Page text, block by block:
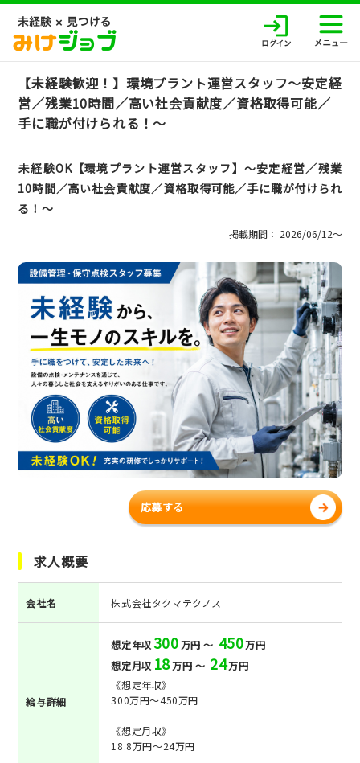
【未経験歓迎！】環境プラント運営スタッフ～安定経
営／残業10時間／高い社会貢献度／資格取得可能／
手に職が付けられる！～
未経験OK【環境プラント運営スタッフ】～安定経営／残業
10時間／高い社会貢献度／資格取得可能／手に職が付けられ
る！～
掲載期間： 2026/06/12〜
応募する
求人概要
会社名 株式会社タクマテクノス
給与詳細
想定年収300万円 ～ 450万円
想定月収 18万円 ～ 24万円
《想定年収》
300万円～450万円
《想定月収》
18.8万円～24万円